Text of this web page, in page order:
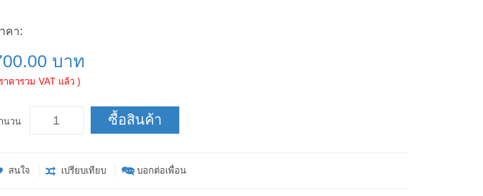
คา:
บาท
าคารวม VAT แล้ว )
นวน ซื้อสินค้า
สนใจ เปรียบเทียบ บอกต่อเพื่อน